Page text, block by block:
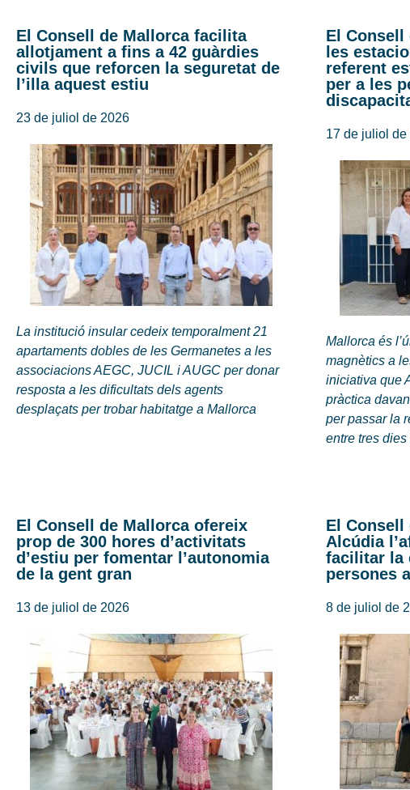
El Consell de Mallorca facilita
allotjament a fins a 42 guàrdies
civils que reforcen la seguretat de
l’illa aquest estiu
23 de juliol de 2026
La institució insular cedeix temporalment 21
apartaments dobles de les Germanetes a les
associacions AEGC, JUCIL i AUGC per donar
resposta a les dificultats dels agents
desplaçats per trobar habitatge a Mallorca
El
les
referent
per a les
17 de juliol de
Mallorca és
magnètics a
iniciativa que
pràctica
per passar la
entre tres
El Consell de Mallorca ofereix
prop de 300 hores d’activitats
d’estiu per fomentar l’autonomia
de la gent gran
13 de juliol de 2026
El
Alcúdia
facilitar la
persones
8 de juliol de